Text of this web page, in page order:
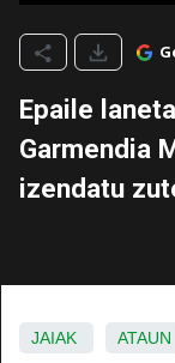
Epaile
Garmendia
izendatu
JAIAK ATAUN